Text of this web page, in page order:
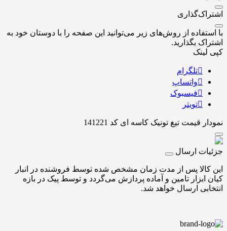
اشتراک‌گذاری
با استفاده از روش‌های زیر می‌توانید این صفحه را با دوستان خود به
اشتراک بگذارید.
کپی لینک
تلگرام
واتساپ
فیسبوک
تویتر
نمودار قیمت تیغ تونیک کاسه ای کد 141221
جزئیات ارسال
این کالا پس از مدت زمان مشخص شده توسط فروشنده در انبار
کیان ابزار تامین و آماده پردازش می‌گردد و توسط پیک در بازه
انتخابی ارسال خواهد شد.